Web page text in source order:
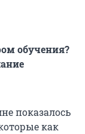
обучения?
показалось
как